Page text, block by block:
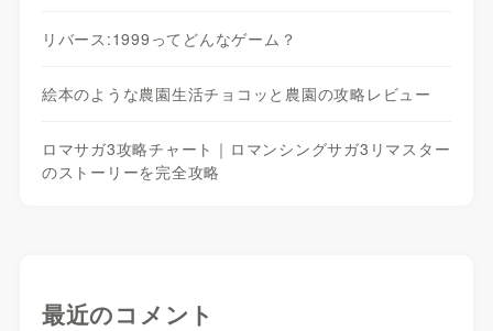
リバース:1999ってどんなゲーム？
絵本のような農園生活チョコッと農園の攻略レビュー
ロマサガ3攻略チャート｜ロマンシングサガ3リマスター
のストーリーを完全攻略
最近のコメント